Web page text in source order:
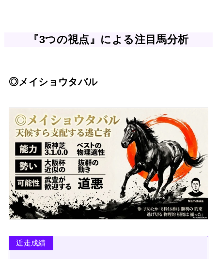
『3つの視点』による注目馬分析
◎メイショウタバル
近走成績